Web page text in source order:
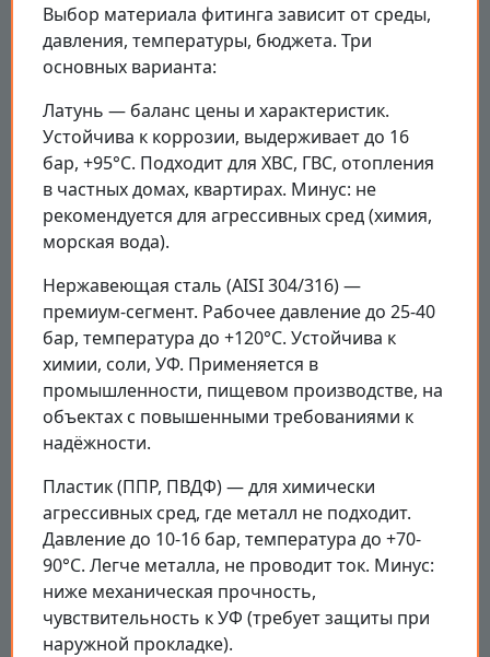
Выбор материала фитинга зависит от среды,
давления, температуры, бюджета. Три
основных варианта:
Латунь — баланс цены и характеристик.
Устойчива к коррозии, выдерживает до 16
бар, +95°С. Подходит для ХВС, ГВС, отопления
в частных домах, квартирах. Минус: не
рекомендуется для агрессивных сред (химия,
морская вода).
Нержавеющая сталь (AISI 304/316) —
премиум-сегмент. Рабочее давление до 25-40
бар, температура до +120°С. Устойчива к
химии, соли, УФ. Применяется в
промышленности, пищевом производстве, на
объектах с повышенными требованиями к
надёжности.
Пластик (ППР, ПВДФ) — для химически
агрессивных сред, где металл не подходит.
Давление до 10-16 бар, температура до +70-
90°С. Легче металла, не проводит ток. Минус:
ниже механическая прочность,
чувствительность к УФ (требует защиты при
наружной прокладке).